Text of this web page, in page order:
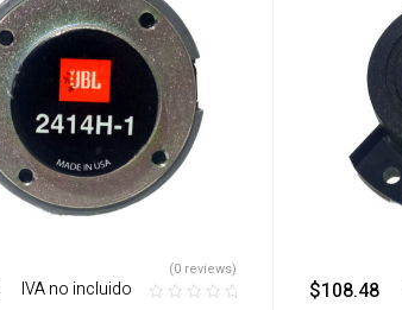
‎ ‎ ‎ IVA no incluido
(0 reviews)
$108.48